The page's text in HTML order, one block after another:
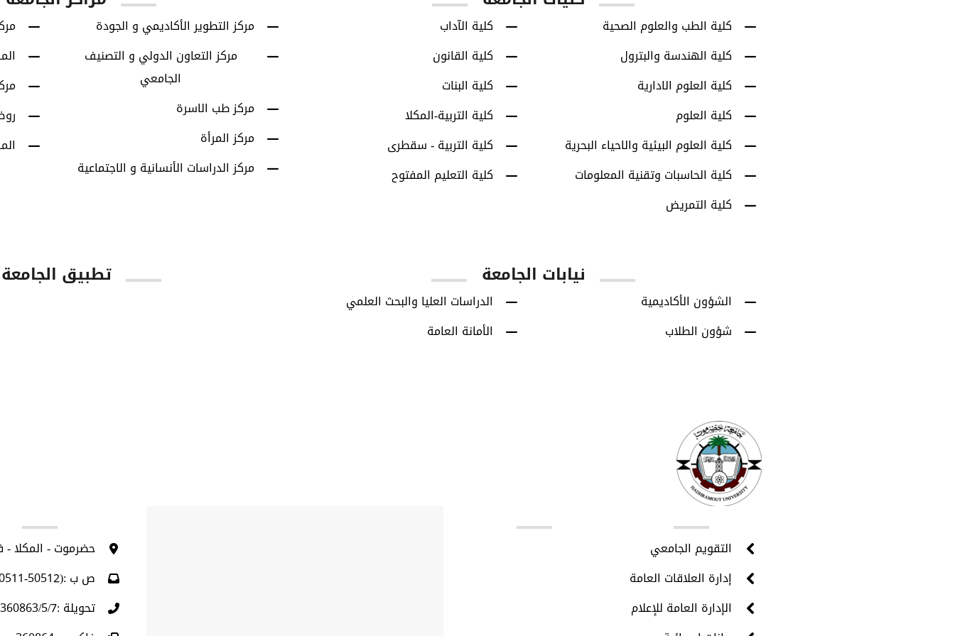
مركز التطوير الأكاديمي و الجودة
مركز التعاون الدولي و التصنيف
الجامعي
مركز طب الاسرة
مركز المرأة
مركز الدراسات الأنسانية و الاجتماعية
كلية الآداب
كلية القانون
كلية البنات
كلية التربية-المكلا
كلية التربية - سقطرى
كلية التعليم المفتوح
كلية الطب والعلوم الصحية
كلية الهندسة والبترول
كلية العلوم الادارية
كلية العلوم
كلية العلوم البيئية والاحياء البحرية
كلية الحاسبات وتقنية المعلومات
كلية التمريض
تطبيق الجامعة نيابات الجامعة
الدراسات العليا والبحث العلمي
الأمانة العامة
الشؤون الأكاديمية
شؤون الطلاب
حضرموت - المكلا -
ص ب :(50512-50511)
تحويلة :360863/5/7 (009675)
التقويم الجامعي
إدارة العلاقات العامة
الإدارة العامة للإعلام